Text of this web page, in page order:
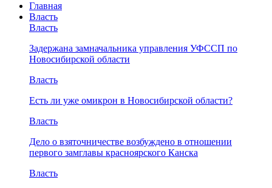
Главная
Власть
Власть
Задержана замначальника управления УФССП по
Новосибирской области
Власть
Есть ли уже омикрон в Новосибирской области?
Власть
Дело о взяточничестве возбуждено в отношении
первого замглавы красноярского Канска
Власть